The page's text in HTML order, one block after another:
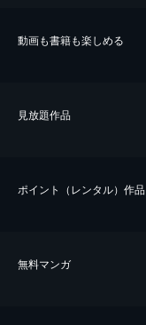
動画も書籍も楽しめる
⾒放題作品
ポイント（レンタル）作品
無料マンガ